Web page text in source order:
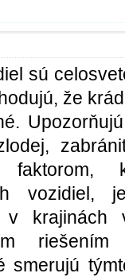
sú
že
faktorom,
vozidiel,
v
smerujú